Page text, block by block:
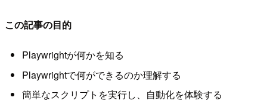
この記事の目的
Playwrightが何かを知る
Playwrightで何ができるのか理解する
簡単なスクリプトを実行し、自動化を体験する